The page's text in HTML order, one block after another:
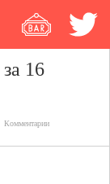
16
Комментарии